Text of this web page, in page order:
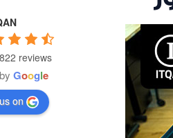
reviews
Google
on